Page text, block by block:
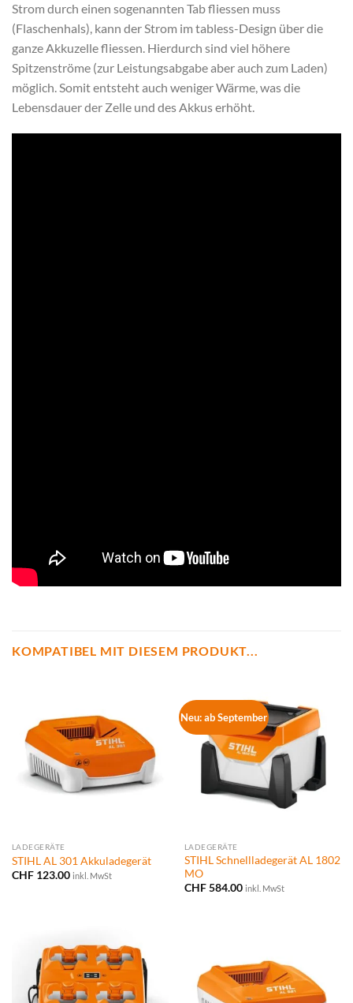
Strom durch einen sogenannten Tab fliessen muss
(Flaschenhals), kann der Strom im tabless-Design über die
ganze Akkuzelle fliessen. Hierdurch sind viel höhere
Spitzenströme (zur Leistungsabgabe aber auch zum Laden)
möglich. Somit entsteht auch weniger Wärme, was die
Lebensdauer der Zelle und des Akkus erhöht.
KOMPATIBEL MIT DIESEM PRODUKT...
LADEGERÄTE
STIHL AL 301 Akkuladegerät
CHF123.00 inkl. MwSt
Neu: ab September
LADEGERÄTE
STIHL Schnellladegerät AL 1802
MO
CHF584.00 inkl. MwSt